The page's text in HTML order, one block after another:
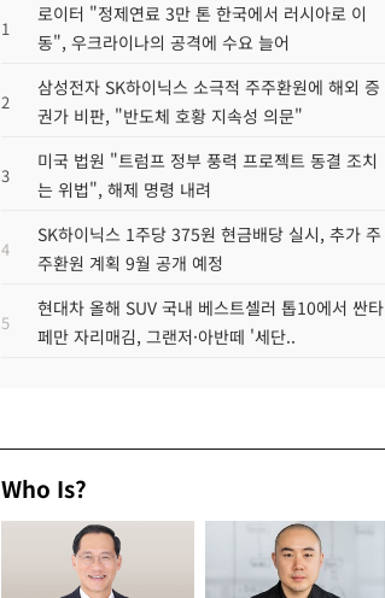
1
로이터 "정제연료 3만 톤 한국에서 러시아로 이
동", 우크라이나의 공격에 수요 늘어
2
삼성전자 SK하이닉스 소극적 주주환원에 해외 증
권가 비판, "반도체 호황 지속성 의문"
3
미국 법원 "트럼프 정부 풍력 프로젝트 동결 조치
는 위법", 해제 명령 내려
4
SK하이닉스 1주당 375원 현금배당 실시, 추가 주
주환원 계획 9월 공개 예정
5
현대차 올해 SUV 국내 베스트셀러 톱10에서 싼타
페만 자리매김, 그랜저·아반떼 '세단..
Who Is?